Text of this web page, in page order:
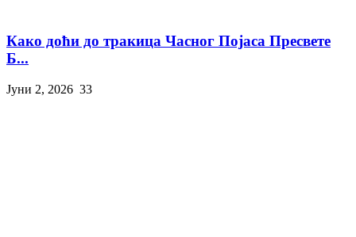
Како доћи до тракица Часног Појаса Пресвете
Б...
Јуни 2, 2026 33